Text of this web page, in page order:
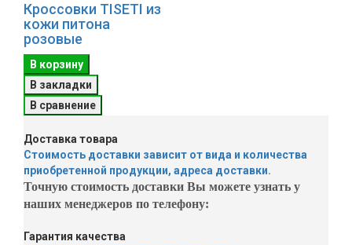
Кроссовки TISETI из
кожи питона
розовые
В корзину
В закладки
В сравнение
Доставка товара
Стоимость доставки зависит от вида и количества
приобретенной продукции, адреса доставки.
Точную стоимость доставки Вы можете узнать у
наших менеджеров по телефону:
Гарантия качества